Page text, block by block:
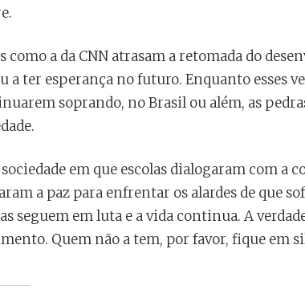
como a da CNN atrasam a retomada do
a ter esperança no futuro. Enquanto esses
soprando, no Brasil ou além, as
em que escolas dialogaram com a
a paz para enfrentar os alardes de que
seguem em luta e a vida continua. A
Quem não a tem, por favor, fique em